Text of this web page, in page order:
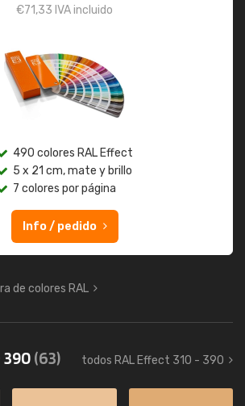
€71,33 IVA incluido
490 colores RAL Effect
5 x 21 cm, mate y brillo
7 colores por página
Info / pedido
de colores RAL
390(63) todos RAL Effect 310 - 390